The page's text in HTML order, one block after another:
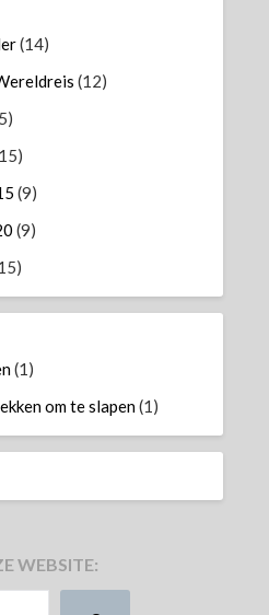
(14)
(12)
(9)
(9)
(1)
om te slapen(1)
WEBSITE: